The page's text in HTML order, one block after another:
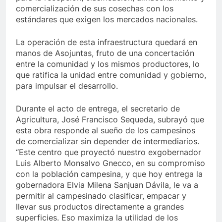
comercialización de sus cosechas con los
estándares que exigen los mercados nacionales.
La operación de esta infraestructura quedará en
manos de Asojuntas, fruto de una concertación
entre la comunidad y los mismos productores, lo
que ratifica la unidad entre comunidad y gobierno,
para impulsar el desarrollo.
Durante el acto de entrega, el secretario de
Agricultura, José Francisco Sequeda, subrayó que
esta obra responde al sueño de los campesinos
de comercializar sin depender de intermediarios.
“Este centro que proyectó nuestro exgobernador
Luis Alberto Monsalvo Gnecco, en su compromiso
con la población campesina, y que hoy entrega la
gobernadora Elvia Milena Sanjuan Dávila, le va a
permitir al campesinado clasificar, empacar y
llevar sus productos directamente a grandes
superficies. Eso maximiza la utilidad de los